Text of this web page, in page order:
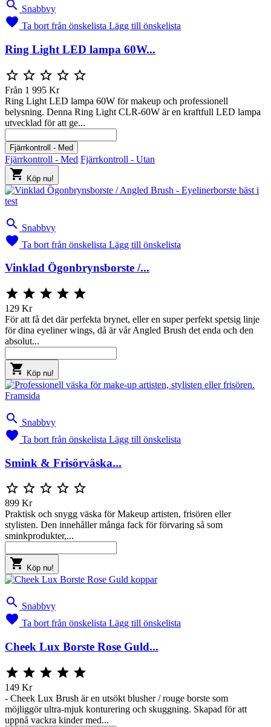
 Snabbvy
 Ta bort från önskelista Lägg till önskelista
Ring Light LED lampa 60W...
    
Från 1 995 Kr
Ring Light LED lampa 60W för makeup och professionell
belysning. Denna Ring Light CLR-60W är en kraftfull LED lampa
utvecklad för att ge...
Fjärrkontroll - Med
Fjärrkontroll - Med Fjärrkontroll - Utan
 Köp nu!
 Snabbvy
 Ta bort från önskelista Lägg till önskelista
Vinklad Ögonbrynsborste /...
    
129 Kr
För att få det där perfekta brynet, eller en super perfekt spetsig linje
för dina eyeliner wings, då är vår Angled Brush det enda och den
absolut...
 Köp nu!
 Snabbvy
 Ta bort från önskelista Lägg till önskelista
Smink & Frisörväska...
    
899 Kr
Praktisk och snygg väska för Makeup artisten, frisören eller
stylisten. Den innehåller många fack för förvaring så som
sminkprodukter,...
 Köp nu!
 Snabbvy
 Ta bort från önskelista Lägg till önskelista
Cheek Lux Borste Rose Guld...
    
149 Kr
- Cheek Lux Brush är en utsökt blusher / rouge borste som
möjliggör ultra-mjuk konturering och skuggning. Skapad för att
uppnå vackra kinder med...